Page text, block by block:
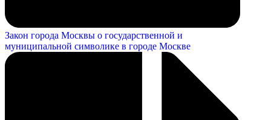
Закон города Москвы о государственной и
муниципальной символике в городе Москве